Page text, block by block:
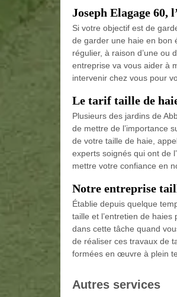
Joseph Elagage 60,
Si votre objectif est de
de garder une haie en bon
régulier, à raison d’une ou
entreprise va vous aider à
intervenir chez vous pour
Le tarif taille de
Plusieurs des jardins de
de mettre de l’importance
de votre taille de haie,
experts soignés qui ont de
mettre votre confiance en
Notre entreprise
Établie depuis quelque
taille et l’entretien de
dans cette tâche quand
de réaliser ces travaux de
formées en œuvre à plein
Autres services